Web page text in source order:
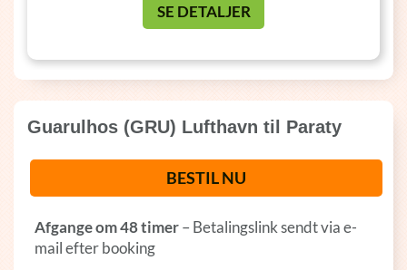
SE DETALJER
Guarulhos (GRU) Lufthavn til Paraty
BESTIL NU
Afgange om 48 timer– Betalingslink sendt via e-
mail efter booking